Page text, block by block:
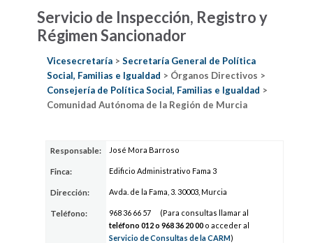
Servicio de Inspección, Registro y
Régimen Sancionador
Vicesecretaría > Secretaría General de Política
Social, Familias e Igualdad > Órganos Directivos >
Consejería de Política Social, Familias e Igualdad >
Comunidad Autónoma de la Región de Murcia
Responsable: José Mora Barroso
Finca: Edificio Administrativo Fama 3
Dirección: Avda. de la Fama, 3. 30003, Murcia
Teléfono: 968 36 66 57
(Para consultas llamar al
teléfono 012 o968 36 20 00 o acceder al
Servicio de Consultas de la CARM)